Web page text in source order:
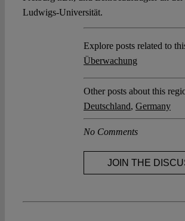
Ludwigs-Universität.
Explore posts related to
Überwachung
Other posts about this
Deutschland, Germany
No Comments
JOIN THE